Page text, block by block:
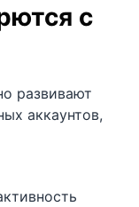
с
развивают
аккаунтов,